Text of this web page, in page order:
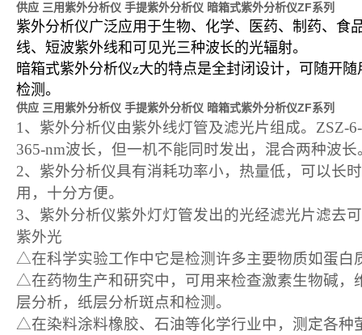
供应 三用紫外分析仪 手提紫外分析仪 暗箱式紫外分析仪ZF系列
紫外分析仪广泛应用于生物、化学、医药、制药、食
线、短波紫外线和可见光三种波长的光辐射。
暗箱式紫外分析仪z大的特点是全封闭设计，可随开
检测。
供应 三用紫外分析仪 手提紫外分析仪 暗箱式紫外分析仪ZF系列
1 、紫外分析仪由紫外线灯管及滤光片组成。 ZSZ-
365-nm波长，但一机不能同时发出，混合两种波长
2、紫外分析仪具有消耗功率小，热量低，可以长
用，十分方便。
3、紫外分析仪紫外灯灯管发出的光经滤光片滤去
紫外光
△在科学实验工作中它是检测许多主要物质如蛋白
△在药物生产和研究中，可用来检查激素生物碱，
层分析，纸层分析斑点和检测。
△在染料涂料橡胶、石油等化学行业中，测定各种